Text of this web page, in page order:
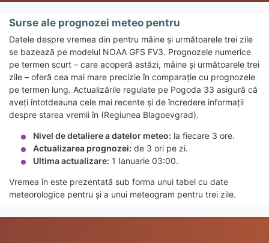
Surse ale prognozei meteo pentru
Datele despre vremea din pentru mâine și următoarele trei zile
se bazează pe modelul NOAA GFS FV3. Prognozele numerice
pe termen scurt – care acoperă astăzi, mâine și următoarele trei
zile – oferă cea mai mare precizie în comparație cu prognozele
pe termen lung. Actualizările regulate pe Pogoda 33 asigură că
aveți întotdeauna cele mai recente și de încredere informații
despre starea vremii în (Regiunea Blagoevgrad).
Nivel de detaliere a datelor meteo: la fiecare 3 ore.
Actualizarea prognozei: de 3 ori pe zi.
Ultima actualizare: 1 Ianuarie 03:00.
Vremea în este prezentată sub forma unui tabel cu date
meteorologice pentru și a unui meteogram pentru trei zile.